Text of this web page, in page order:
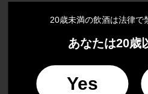
20歳未満の飲酒は法律で
あなたは20歳
Yes
2026年
月 火 水